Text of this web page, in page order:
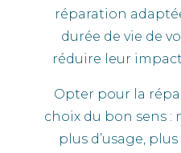
réparation
durée de vie de
réduire leur
Opter pour la
choix du bon sens :
plus d’usage,